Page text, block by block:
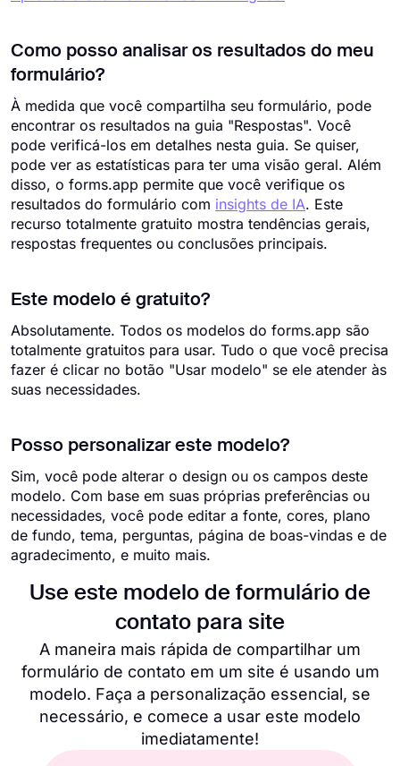
Como posso analisar os resultados do meu
formulário?
À medida que você compartilha seu formulário, pode
encontrar os resultados na guia "Respostas". Você
pode verificá-los em detalhes nesta guia. Se quiser,
pode ver as estatísticas para ter uma visão geral. Além
disso, o forms.app permite que você verifique os
resultados do formulário com insights de IA. Este
recurso totalmente gratuito mostra tendências gerais,
respostas frequentes ou conclusões principais.
Este modelo é gratuito?
Absolutamente. Todos os modelos do forms.app são
totalmente gratuitos para usar. Tudo o que você precisa
fazer é clicar no botão "Usar modelo" se ele atender às
suas necessidades.
Posso personalizar este modelo?
Sim, você pode alterar o design ou os campos deste
modelo. Com base em suas próprias preferências ou
necessidades, você pode editar a fonte, cores, plano
de fundo, tema, perguntas, página de boas-vindas e de
agradecimento, e muito mais.
Use este modelo de formulário de
contato para site
A maneira mais rápida de compartilhar um
formulário de contato em um site é usando um
modelo. Faça a personalização essencial, se
necessário, e comece a usar este modelo
imediatamente!